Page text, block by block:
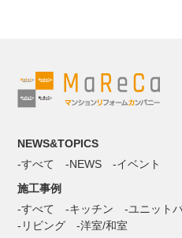
NEWS&TOPICS
すべて
NEWS
イベント
施工事例
すべて
キッチン ユニット
リビング
洋室/和室